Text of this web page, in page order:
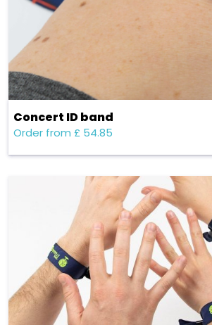
Concert ID band
Order from £ 54.85